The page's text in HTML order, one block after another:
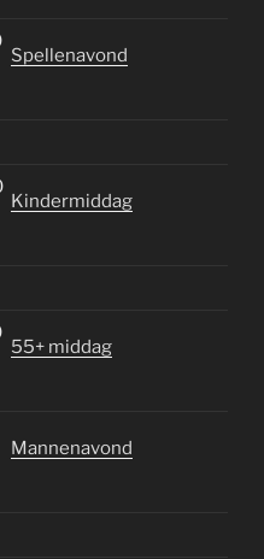
Spellenavond
Kindermiddag
55+ middag
Mannenavond